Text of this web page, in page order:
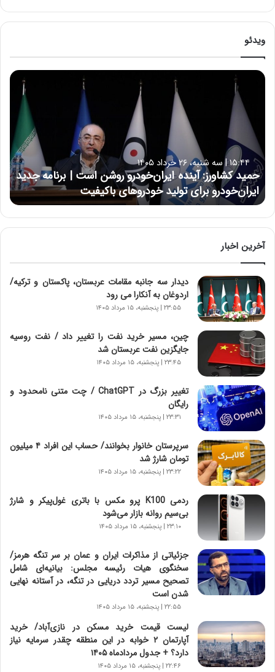
ویدئو
ح
ش
ا
و
ر
ز
:
آ
ی
ن
ه
ا
ی
ر
ا
ن‌
خ
و
د
ر
و
ر
و
ش
ن
ا
س
ت
|
ب
ر
ن
ا
م
ه
ج
د
ا
ی
۱۵:۴۴ | سه شنبه، ۲۶ خرداد ۱۴۰۵
حمید کشاورز: آینده ایران‌خودرو روشن است | برنامه جدید
ایران‌خودرو برای تولید خودروهای باکیفیت
آخرین اخبار
دیدار سه جانبه مقامات عربستان، پاکستان و ترکیه/
اردوغان به آنکارا می رود
۲۳:۵۵ | پنجشنبه، ۱۵ مرداد ۱۴۰۵
چین، مسیر خرید نفت را تغییر داد / نفت روسیه
جایگزین نفت عربستان شد
۲۳:۴۵ | پنجشنبه، ۱۵ مرداد ۱۴۰۵
تغییر بزرگ در ChatGPT / چت متنی نامحدود و
رایگان
۲۳:۳۱ | پنجشنبه، ۱۵ مرداد ۱۴۰۵
سرپرستان خانوار بخوانند/ حساب این افراد ۴ میلیون
تومان شارژ شد
۲۳:۲۲ | پنجشنبه، ۱۵ مرداد ۱۴۰۵
ردمی K100 پرو مکس با باتری غول‌پیکر و شارژ
بی‌سیم روانه بازار می‌شود
۲۳:۱۰ | پنجشنبه، ۱۵ مرداد ۱۴۰۵
جزئیاتی از مذاکرات ایران و عمان بر سر تنگه هرمز/
سخنگوی هیات رئیسه مجلس: بیانیه‌ای شامل
تصحیح مسیر تردد دریایی در تنگه، در آستانه نهایی
شدن است
۲۲:۵۵ | پنجشنبه، ۱۵ مرداد ۱۴۰۵
لیست قیمت خرید مسکن در نازی‌آباد/ خرید
آپارتمان ۲ خوابه در این منطقه چقدر سرمایه نیاز
دارد؟ + جدول مردادماه ۱۴۰۵
۲۲:۴۶ | پنجشنبه، ۱۵ مرداد ۱۴۰۵